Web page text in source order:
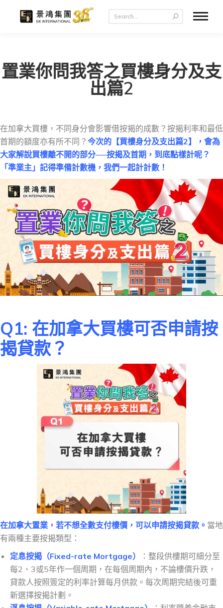
置業你問我答之買樓身分及支
出篇2
在加拿大買樓，不同身分會影響借按揭的成數？按揭利率和最低
首期的額度亦有所不同？ 今次的【買樓身分及支出篇2】，會為
大家解說買樓離不開的部分──按揭及首期，到底點樣計呢？
「準業主」記得準備計數機，我們一起計計數！
Q1: 在加拿大買樓可否申請按
揭貸款？
在加拿大置業，若不想全數支付樓價，可以申請按揭貸款。 當地
有兩種主要按揭類型：
定息按揭（Fixed-rate Mortgage）
：整段供樓期可細分至
每2、3或5年作一個周期，在每個周期內，不論樓價升跌，
貸款人按照簽定的利率計算每月供款。每次周期完結後可重
新選擇按揭計劃。